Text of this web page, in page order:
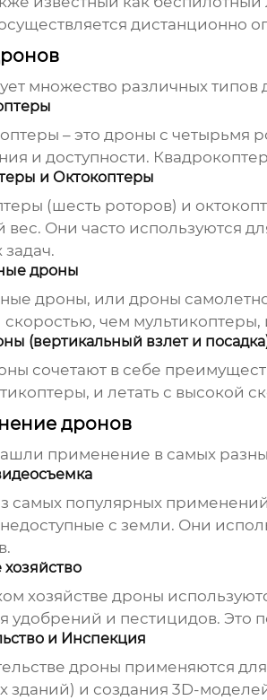
дистанционно
множество различных типов
– это дроны с четырьмя
и доступности.
и Октокоптеры
(шесть роторов) и
Они часто используются
дроны
дроны, или дроны
скоростью, чем
(вертикальный взлет и
сочетают в себе
и летать с высокой
дронов
применение в самых
самых популярных
недоступные с земли. Они
хозяйство
хозяйстве дроны
удобрений и пестицидов. Это
и Инспекция
дроны применяются
зданий) и создания 3D-